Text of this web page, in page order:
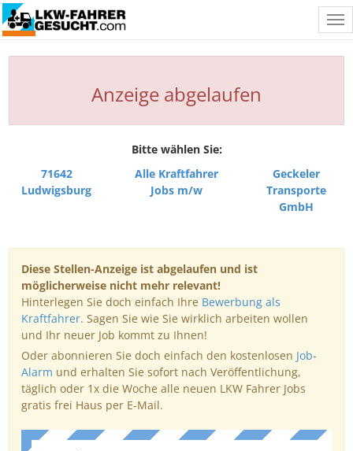
Anzeige abgelaufen
Bitte wählen Sie:
71642
Ludwigsburg
Alle Kraftfahrer
Jobs m/w
Geckeler
Transporte
GmbH
Diese Stellen-Anzeige ist abgelaufen und ist
möglicherweise nicht mehr relevant!
Hinterlegen Sie doch einfach Ihre Bewerbung als
Kraftfahrer. Sagen Sie wie Sie wirklich arbeiten wollen
und Ihr neuer Job kommt zu Ihnen!
Oder abonnieren Sie doch einfach den kostenlosen Job-
Alarm und erhalten Sie sofort nach Veröffentlichung,
täglich oder 1x die Woche alle neuen LKW Fahrer Jobs
gratis frei Haus per E-Mail.